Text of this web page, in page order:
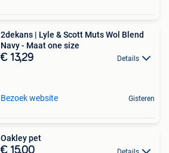
2dekans | Lyle & Scott Muts Wol Blend
Navy - Maat one size
€ 13,29 Details
Bezoek website Gisteren
Oakley pet